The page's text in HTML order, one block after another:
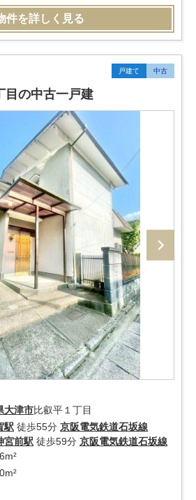
件を詳しく見る
戸建て 中古
目の中古一戸建
大津市比叡平１丁目
駅 徒歩55分 京阪電気鉄道石坂線
宮前駅 徒歩59分 京阪電気鉄道石坂線